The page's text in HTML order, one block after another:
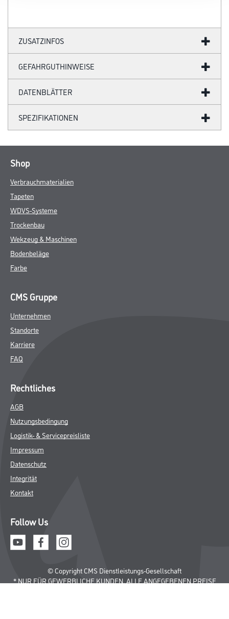
ZUSATZINFOS
GEFAHRGUTHINWEISE
DATENBLÄTTER
SPEZIFIKATIONEN
Shop
Verbrauchmaterialien
Tapeten
WDVS-Systeme
Trockenbau
Wekzeug & Maschinen
Bodenbeläge
Farbe
CMS Gruppe
Unternehmen
Standorte
Karriere
FAQ
Rechtliches
AGB
Nutzungsbedingung
Logistik- & Servicepreisliste
Impressum
Datenschutz
Integrität
Kontakt
Follow Us
© Copyright CMS Dienstleistungs-Gesellschaft
* NUR FÜR GEWERBLICHE KUNDEN. ALLE ANGEGEBENEN PREISE